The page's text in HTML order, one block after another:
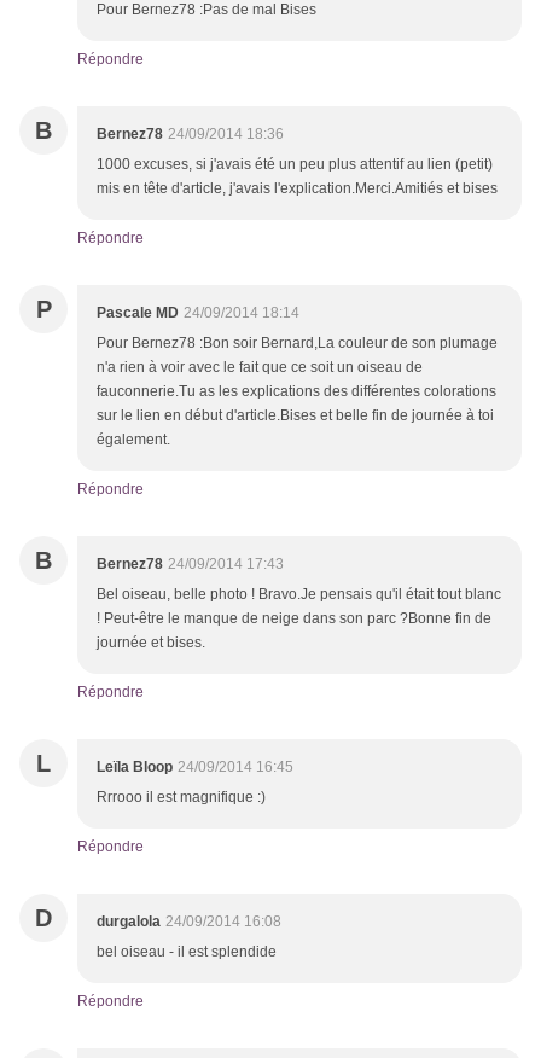
Pour Bernez78 :Pas de mal Bises
Répondre
B Bernez78 24/09/2014 18:36
1000 excuses, si j'avais été un peu plus attentif au lien (petit)
mis en tête d'article, j'avais l'explication.Merci.Amitiés et bises
Répondre
P Pascale MD 24/09/2014 18:14
Pour Bernez78 :Bon soir Bernard,La couleur de son plumage
n'a rien à voir avec le fait que ce soit un oiseau de
fauconnerie.Tu as les explications des différentes colorations
sur le lien en début d'article.Bises et belle fin de journée à toi
également.
Répondre
B Bernez78 24/09/2014 17:43
Bel oiseau, belle photo ! Bravo.Je pensais qu'il était tout blanc
! Peut-être le manque de neige dans son parc ?Bonne fin de
journée et bises.
Répondre
L Leïla Bloop 24/09/2014 16:45
Rrrooo il est magnifique :)
Répondre
D durgalola 24/09/2014 16:08
bel oiseau - il est splendide
Répondre